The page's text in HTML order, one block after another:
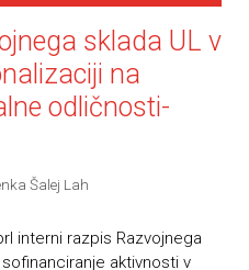
sklada UL v
na
odličnosti-
Šalej Lah
interni razpis Razvojnega
aktivnosti v